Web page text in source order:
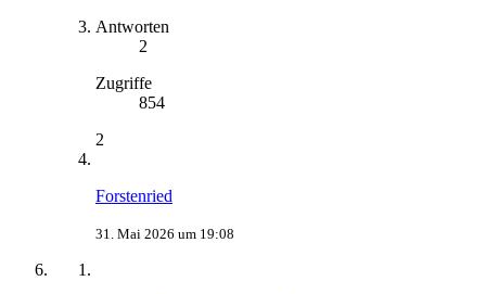
Antworten
2
Zugriffe
854
2
Forstenried
31. Mai 2026 um 19:08